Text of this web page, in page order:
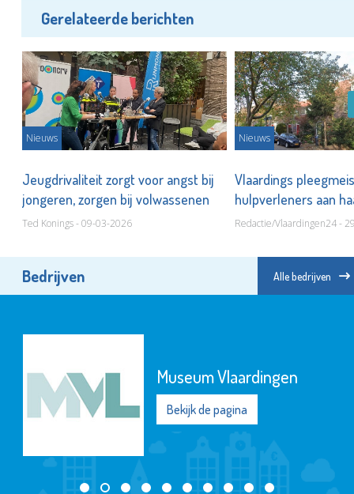
Gerelateerde berichten
Nieuws
Jeugdrivaliteit zorgt voor angst bij
jongeren, zorgen bij volwassenen
Ted Konings - 09-03-2026
Nieuws
Vlaardings
hulpverleners aan
overgelaten
Redactie/Vlaardingen24 -
Bedrijven Alle bedrijven
Museum Vlaardingen
Bekijk de pagina